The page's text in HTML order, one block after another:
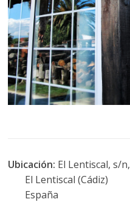
Ubicación: El Lentiscal, s/n,
El Lentiscal (Cádiz)
España